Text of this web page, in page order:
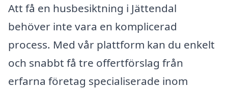
Att få en husbesiktning i Jättendal
behöver inte vara en komplicerad
process. Med vår plattform kan du enkelt
och snabbt få tre offertförslag från
erfarna företag specialiserade inom